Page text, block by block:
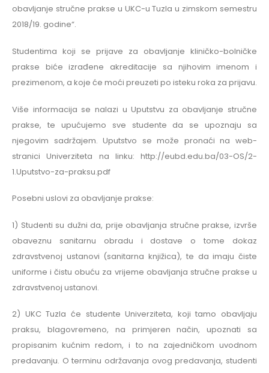
obavljanje stručne prakse u UKC-u Tuzla u zimskom semestru
2018/19. godine“.
Studentima koji se prijave za obavljanje kliničko-bolničke
prakse biće izrađene akreditacije sa njihovim imenom i
prezimenom, a koje će moći preuzeti po isteku roka za prijavu.
Više informacija se nalazi u Uputstvu za obavljanje stručne
prakse, te upućujemo sve studente da se upoznaju sa
njegovim sadržajem. Uputstvo se može pronaći na web-
stranici Univerziteta na linku: http://eubd.edu.ba/03-OS/2-
1.Uputstvo-za-praksu.pdf
Posebni uslovi za obavljanje prakse:
1) Studenti su dužni da, prije obavljanja stručne prakse, izvrše
obaveznu sanitarnu obradu i dostave o tome dokaz
zdravstvenoj ustanovi (sanitarna knjižica), te da imaju čiste
uniforme i čistu obuću za vrijeme obavljanja stručne prakse u
zdravstvenoj ustanovi.
2) UKC Tuzla će studente Univerziteta, koji tamo obavljaju
praksu, blagovremeno, na primjeren način, upoznati sa
propisanim kućnim redom, i to na zajedničkom uvodnom
predavanju. O terminu održavanja ovog predavanja, studenti